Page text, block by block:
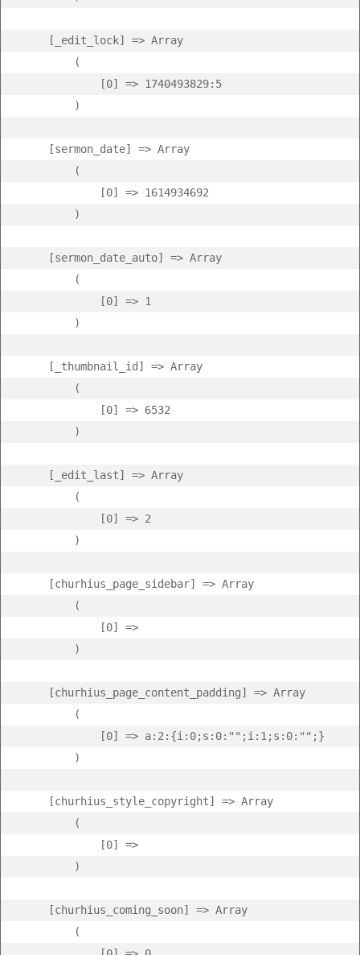
    [_edit_lock] => Array
        (
            [0] => 1740493829:5
        )
    [sermon_date] => Array
        (
            [0] => 1614934692
        )
    [sermon_date_auto] => Array
        (
            [0] => 1
        )
    [_thumbnail_id] => Array
        (
            [0] => 6532
        )
    [_edit_last] => Array
        (
            [0] => 2
        )
    [churhius_page_sidebar] => Array
        (
            [0] =>
        )
    [churhius_page_content_padding] => Array
        (
            [0] => a:2:{i:0;s:0:"";i:1;s:0:"";}
        )
    [churhius_style_copyright] => Array
        (
            [0] =>
        )
    [churhius_coming_soon] => Array
        (